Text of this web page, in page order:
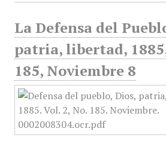
La Defensa del
patria, libertad,
185, Noviembre 8